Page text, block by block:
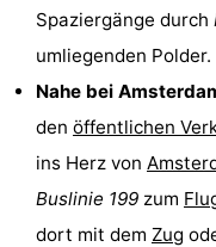
trinken
Warenhäuser
Veranstaltungen
Spaziergänge durch
umliegenden Polder.
Nahe bei
den öffentlichen
ins Herz von
Buslinie 199 zum
dort mit dem Zug